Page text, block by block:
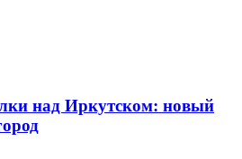
над Иркутском: новый